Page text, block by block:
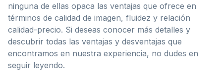
ninguna de ellas opaca las ventajas que ofrece en
términos de calidad de imagen, fluidez y relación
calidad-precio. Si deseas conocer más detalles y
descubrir todas las ventajas y desventajas que
encontramos en nuestra experiencia, no dudes en
seguir leyendo.